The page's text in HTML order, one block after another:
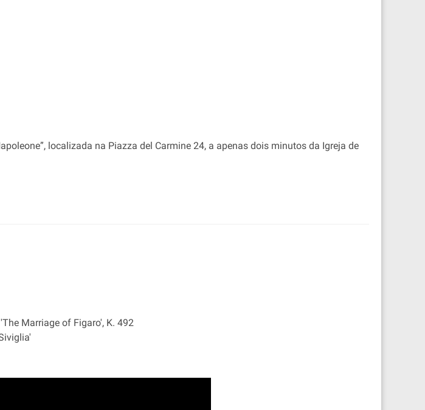
localizada na Piazza del Carmine 24, a apenas dois minutos da Igreja de
Marriage of Figaro', K. 492